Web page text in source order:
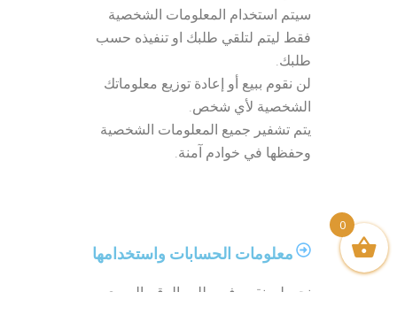
سيتم استخدام المعلومات الشخصية
فقط ليتم لتلقي طلبك او تنفيذه حسب
طلبك.
لن نقوم ببيع أو إعادة توزيع معلوماتك
الشخصية لأي شخص.
يتم تشفير جميع المعلومات الشخصية
وحفظها في خوادم آمنة.
معلومات الحسابات واستخدامها
نحن لن نقوم في طلب الرقم السري
0